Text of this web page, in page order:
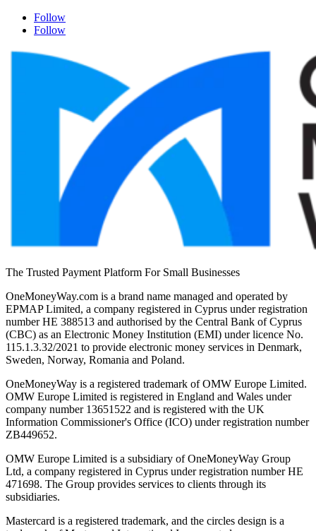
Follow
Follow
The Trusted Payment Platform For Small Businesses
OneMoneyWay.com is a brand name managed and operated by
EPMAP Limited, a company registered in Cyprus under registration
number ΗΕ 388513 and authorised by the Central Bank of Cyprus
(CBC) as an Electronic Money Institution (EMI) under licence No.
115.1.3.32/2021 to provide electronic money services in Denmark,
Sweden, Norway, Romania and Poland.
OneMoneyWay is a registered trademark of OMW Europe Limited.
OMW Europe Limited is registered in England and Wales under
company number 13651522 and is registered with the UK
Information Commissioner's Office (ICO) under registration number
ZB449652.
OMW Europe Limited is a subsidiary of OneMoneyWay Group
Ltd, a company registered in Cyprus under registration number ΗΕ
471698. The Group provides services to clients through its
subsidiaries.
Mastercard is a registered trademark, and the circles design is a